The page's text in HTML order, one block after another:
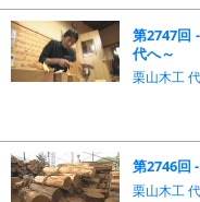
第2747回
代へ～
栗山木工
第2746回
栗山木工